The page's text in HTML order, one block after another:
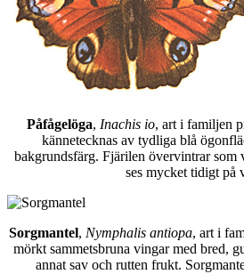
Påfågelöga, Inachis io, art i familjen
kännetecknas av tydliga blå
bakgrundsfärg. Fjärilen övervintrar som
ses mycket tidigt på
Sorgmantel, Nymphalis antiopa, art i
mörkt sammetsbruna vingar med bred,
annat sav och rutten frukt.